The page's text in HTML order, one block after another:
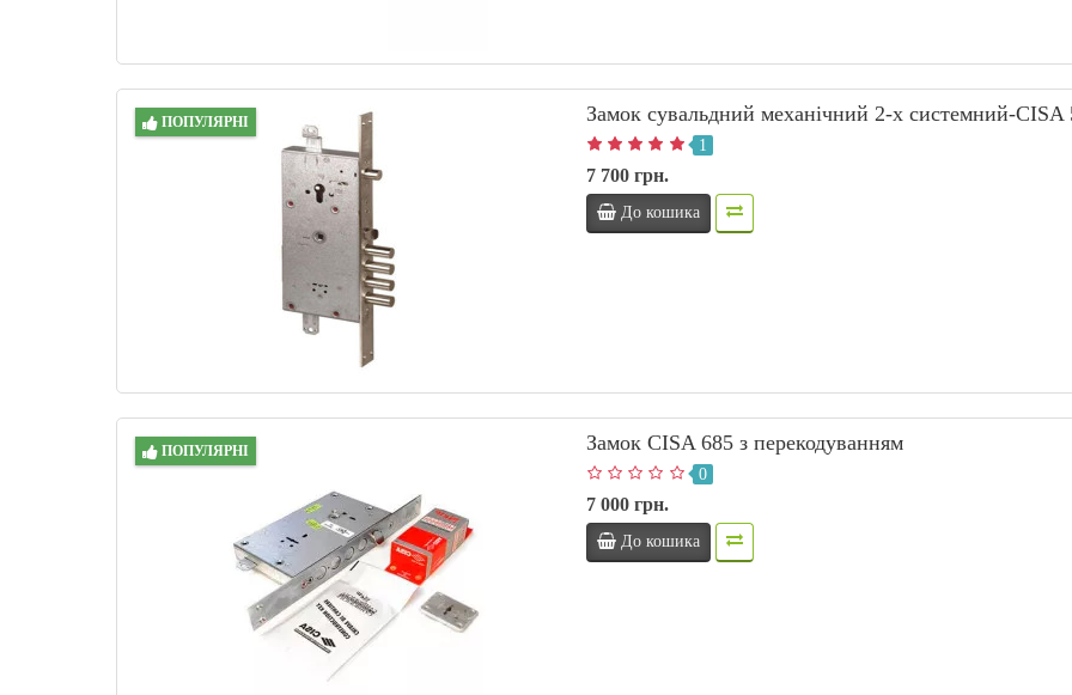
ПОПУЛЯРНІ Замок сувальдний механічний 2-х системний-CISA
1
7 700 грн.
До кошика
ПОПУЛЯРНІ Замок CISA 685 з перекодуванням
0
7 000 грн.
До кошика